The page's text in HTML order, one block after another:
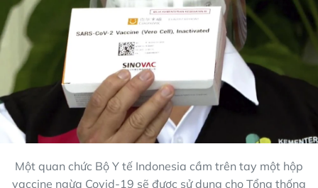
Một quan chức Bộ Y tế Indonesia cầm trên tay một hộp
vaccine ngừa Covid-19 sẽ được sử dụng cho Tổng thống